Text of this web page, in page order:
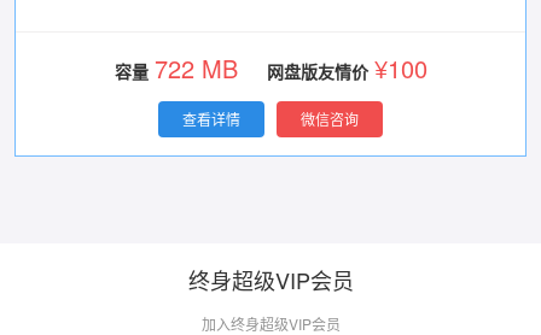
容量 722 MB 网盘版友情价 ¥100
查看详情 微信咨询
终身超级VIP会员
加入终身超级VIP会员